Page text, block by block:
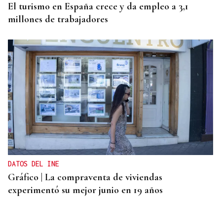
El turismo en España crece y da empleo a 3,1
millones de trabajadores
DATOS DEL INE
Gráfico | La compraventa de viviendas
experimentó su mejor junio en 19 años